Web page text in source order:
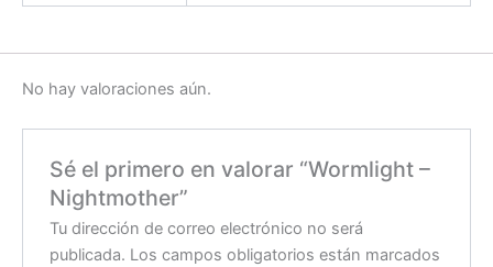
No hay valoraciones aún.
Sé el primero en valorar “Wormlight –
Nightmother”
Tu dirección de correo electrónico no será
publicada. Los campos obligatorios están marcados